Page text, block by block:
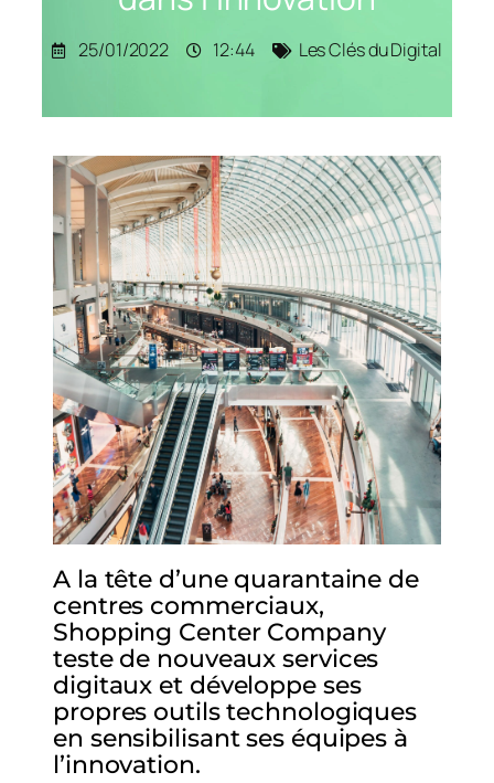
25/01/2022 12:44 Les Clés du Digital
A la tête d’une quarantaine de
centres commerciaux,
Shopping Center Company
teste de nouveaux services
digitaux et développe ses
propres outils technologiques
en sensibilisant ses équipes à
l’innovation.